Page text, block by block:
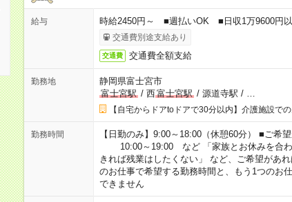
給与 時給2450円～ ■週払いOK ■日収1万9600円
交通費別途支給あり
交通費 交通費全額支給
勤務地
静岡県富士宮市
富士宮駅/ 西富士宮駅/ 源道寺駅 /
【自宅からドアtoドアで30分以内】介護施設で
勤務時間
【日勤のみ】9:00～18:00（休憩60分） ■ご希
10:00～19:00 など 「家族とお休みを合わ
きれば残業はしたくない」 など、ご希望があ
のお仕事で希望する勤務時間と、もう1つのお
できません